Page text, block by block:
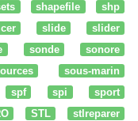
shapefile
shp
slide
slider
sonde
sonore
sous-marin
spf spi
sport
STL
stlreparer